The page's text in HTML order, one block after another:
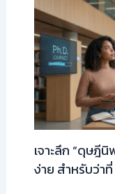
เจาะลึก “ดุษฎีนิ
ง่าย สำหรับว่า